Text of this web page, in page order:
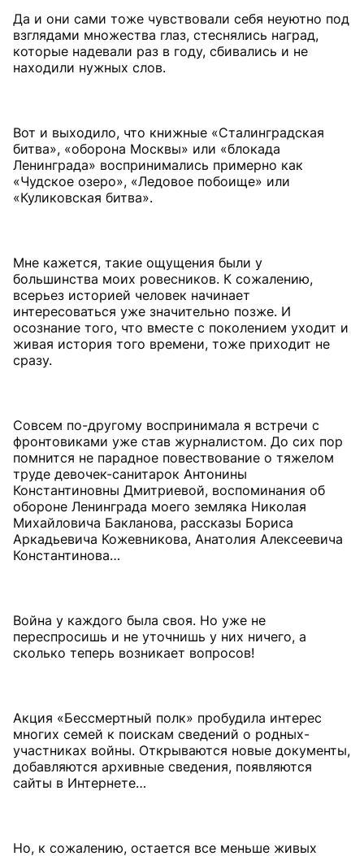
Да и они сами тоже чувствовали себя неуютно под
взглядами множества глаз, стеснялись наград,
которые надевали раз в году, сбивались и не
находили нужных слов.
Вот и выходило, что книжные «Сталинградская
битва», «оборона Москвы» или «блокада
Ленинграда» воспринимались примерно как
«Чудское озеро», «Ледовое побоище» или
«Куликовская битва».
Мне кажется, такие ощущения были у
большинства моих ровесников. К сожалению,
всерьез историей человек начинает
интересоваться уже значительно позже. И
осознание того, что вместе с поколением уходит и
живая история того времени, тоже приходит не
сразу.
Совсем по-другому воспринимала я встречи с
фронтовиками уже став журналистом. До сих пор
помнится не парадное повествование о тяжелом
труде девочек-санитарок Антонины
Константиновны Дмитриевой, воспоминания об
обороне Ленинграда моего земляка Николая
Михайловича Бакланова, рассказы Бориса
Аркадьевича Кожевникова, Анатолия Алексеевича
Константинова…
Война у каждого была своя. Но уже не
переспросишь и не уточнишь у них ничего, а
сколько теперь возникает вопросов!
Акция «Бессмертный полк» пробудила интерес
многих семей к поискам сведений о родных-
участниках войны. Открываются новые документы,
добавляются архивные сведения, появляются
сайты в Интернете…
Но, к сожалению, остается все меньше живых